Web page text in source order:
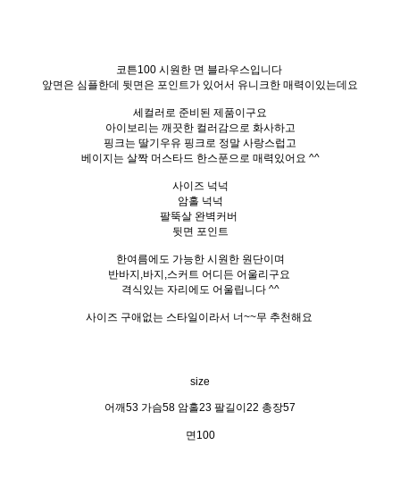
코튼100 시원한 면 블라우스입니다
앞면은 심플한데 뒷면은 포인트가 있어서 유니크한 매력이있는데요
세컬러로 준비된 제품이구요
아이보리는 깨끗한 컬러감으로 화사하고
핑크는 딸기우유 핑크로 정말 사랑스럽고
베이지는 살짝 머스타드 한스푼으로 매력있어요 ^^
사이즈 넉넉
암홀 넉넉
팔뚝살 완벽커버
뒷면 포인트
한여름에도 가능한 시원한 원단이며
반바지,바지,스커트 어디든 어울리구요
격식있는 자리에도 어울립니다 ^^
사이즈 구애없는 스타일이라서 너~~무 추천해요
size
어깨53 가슴58 암홀23 팔길이22 총장57
면100